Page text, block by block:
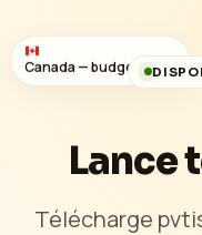
Canada —budget 1 an ?
Lance
Télécharge